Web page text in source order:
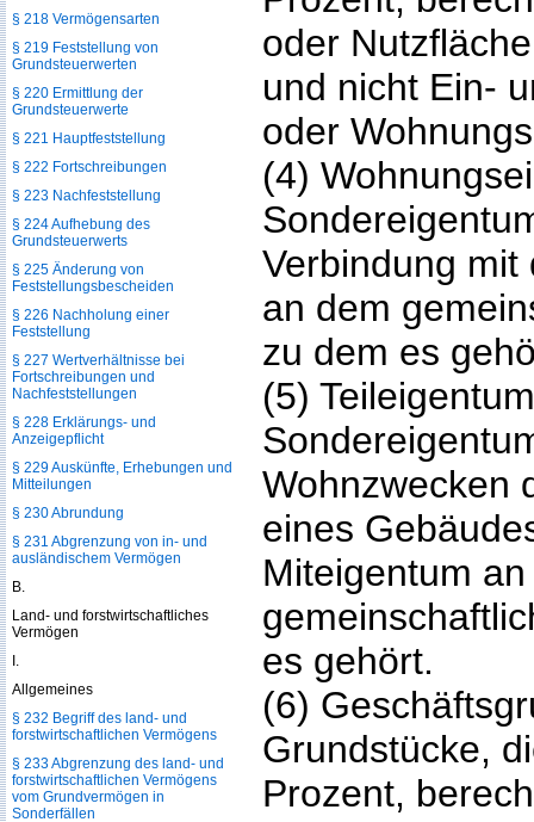
oder
und nicht Ein-
oder
(4)
Verbindung mit
an dem
zu dem es
(5)
Wohnzwecken
eines
Miteigentum
es gehört.
(6)
Grundstücke,
Prozent,
§ 218 Vermögensarten
§ 219 Feststellung von
Grundsteuerwerten
§ 220 Ermittlung der
Grundsteuerwerte
§ 221 Hauptfeststellung
§ 222 Fortschreibungen
§ 223 Nachfeststellung
§ 224 Aufhebung des
Grundsteuerwerts
§ 225 Änderung von
Feststellungsbescheiden
§ 226 Nachholung einer
Feststellung
§ 227 Wertverhältnisse bei
Fortschreibungen und
Nachfeststellungen
§ 228 Erklärungs- und
Anzeigepflicht
§ 229 Auskünfte, Erhebungen und
Mitteilungen
§ 230 Abrundung
§ 231 Abgrenzung von in- und
ausländischem Vermögen
B.
Land- und forstwirtschaftliches
Vermögen
I.
Allgemeines
§ 232 Begriff des land- und
forstwirtschaftlichen Vermögens
§ 233 Abgrenzung des land- und
forstwirtschaftlichen Vermögens
vom Grundvermögen in
Sonderfällen